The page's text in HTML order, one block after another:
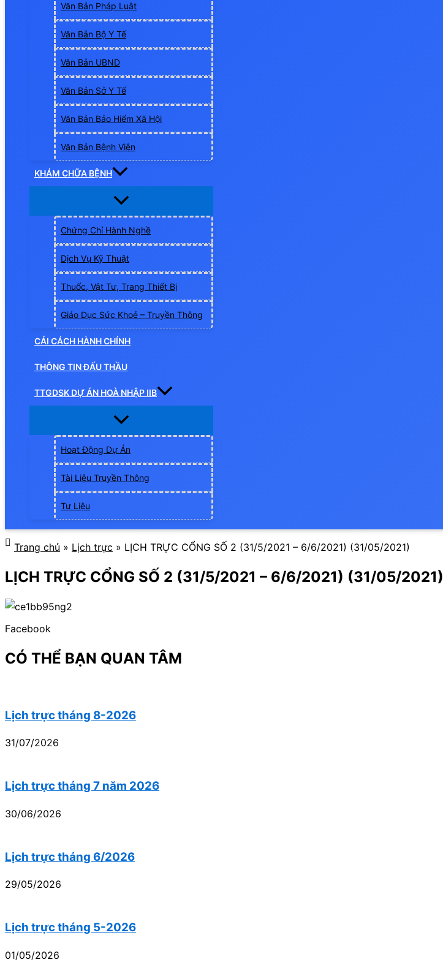
Văn Bản Pháp Luật
Văn Bản Bộ Y Tế
Văn Bản UBND
Văn Bản Sở Y Tế
Văn Bản Bảo Hiểm Xã Hội
Văn Bản Bệnh Viện
KHÁM CHỮA BỆNH
Chứng Chỉ Hành Nghề
Dịch Vụ Kỹ Thuật
Thuốc, Vật Tư, Trang Thiết Bị
Giáo Dục Sức Khoẻ – Truyền Thông
CẢI CÁCH HÀNH CHÍNH
THÔNG TIN ĐẤU THẦU
TTGDSK DỰ ÁN HOÀ NHẬP IIB
Hoạt Động Dự Án
Tài Liệu Truyền Thông
Tư Liệu
Trang chủ » Lịch trực » LỊCH TRỰC CỔNG SỐ 2 (31/5/2021 – 6/6/2021) (31/05/2021)
LỊCH TRỰC CỔNG SỐ 2 (31/5/2021 – 6/6/2021) (31/05/2021)
Facebook
CÓ THỂ BẠN QUAN TÂM
Lịch trực tháng 8-2026
31/07/2026
Lịch trực tháng 7 năm 2026
30/06/2026
Lịch trực tháng 6/2026
29/05/2026
Lịch trực tháng 5-2026
01/05/2026